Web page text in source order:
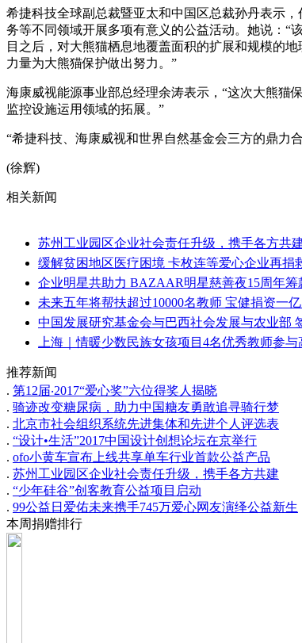
希捷科技全球副总裁暨亚太和中国区总裁孙丹表示
务等不同领域开展多项有意义的公益活动。她说：“
目之后，对大熊猫栖息地覆盖面积的扩展和规模的
力量为大熊猫保护做出努力。”
海康威视能源事业部总经理余涛表示，“这次大熊猫
监控设施运用领域的拓展。”
“希捷科技、海康威视和世界自然基金会三方的鼎力
(徐辉)
相关新闻
苏州工业园区企业社会责任升级，携手各方共
缓解贫困地区医疗困境 卡枚连等爱心企业再捐
企业明星共助力 BAZAAR明星慈善夜15周年筹
未来五年将帮扶超过10000名教师 宝健捐资一
中国发展研究基金会与巴西社会发展与农业部
上海｜情暖少数民族女孩项目4名优秀教师参与
推荐新闻
. 第12届‧2017“爱心奖”六位得奖人揭晓
. 骑迹改变糖尿病，助力中国糖友勇敢追寻骑行梦
. 北京市社会组织系统先进集体和先进个人评选表
. “设计•生活”2017中国设计创想论坛在京举行
. ofo小黄车宣布上线共享单车行业首款公益产品
. 苏州工业园区企业社会责任升级，携手各方共建
. “少年硅谷”创客教育公益项目启动
. 99公益日爱佑未来携手745万爱心网友演绎公益新生
本周捐赠排行